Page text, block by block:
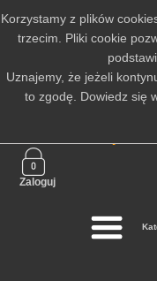
Nie
Zaloguj
Korzystamy z plików
trzecim. Pliki cookie
Uznajemy, że jeżeli
to zgodę. Dowiedz się